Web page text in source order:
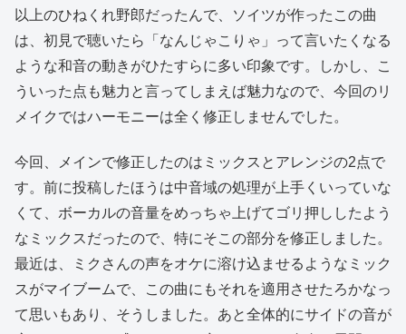
以上のひねくれ野郎だったんで、ソイツが作ったこの曲
は、初見で聴いたら「なんじゃこりゃ」って言いたくなる
ような和音の動きがひたすらに多い印象です。しかし、こ
ういった点も魅力と言ってしまえば魅力なので、今回のリ
メイクではハーモニーは全く修正しませんでした。
今回、メインで修正したのはミックスとアレンジの2点で
す。前に投稿したほうは中音域の処理が上手くいっていな
くて、ボーカルの音量をめっちゃ上げてゴリ押ししたよう
なミックスだったので、特にそこの部分を修正しました。
最近は、ミクさんの声をオケに溶け込ませるようなミック
スがマイブームで、この曲にもそれを適用させたろかなっ
て思いもあり、そうしました。あと全体的にサイドの音が